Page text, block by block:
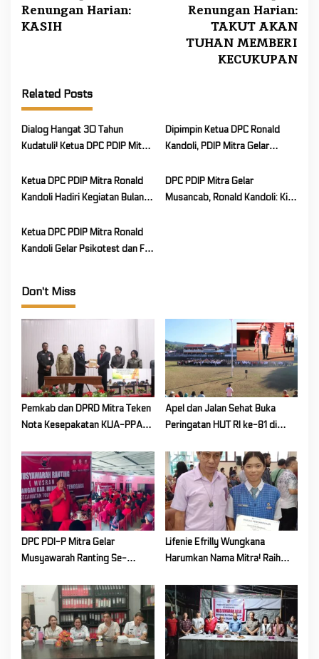
o
s
a
v
i
g
a
t
o
n
Renungan Harian:
KASIH
Renungan Harian:
TAKUT AKAN
TUHAN MEMBERI
KECUKUPAN
Related Posts
Dialog Hangat 30 Tahun
Kudatuli! Ketua DPC PDIP Mitra
Semangat Juang Kader untuk
Rakyat
Dipimpin Ketua DPC Ronald
Kandoli, PDIP Mitra Gelar
dan Ibadah Peletakan Batu
Pertama Pembangunan Kantor
Ketua DPC PDIP Mitra Ronald
Kandoli Hadiri Kegiatan Bulan
Soekarno Cup 2026
DPC PDIP Mitra Gelar
Musancab, Ronald Kandoli: Kita
Ketua DPC PDIP Mitra Ronald
Kandoli Gelar Psikotest dan Fit
Don't Miss
Pemkab dan DPRD Mitra Teken
Nota Kesepakatan KUA-PPAS
Apel dan Jalan Sehat Buka
Peringatan HUT RI ke-81 di
Persatuan dan Kesatuan
DPC PDI-P Mitra Gelar
Musyawarah Ranting Se-
Lifenie Efrilly Wungkana
Harumkan Nama Mitra! Raih
Tingkat Provinsi